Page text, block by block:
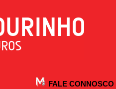
FALE CONNOSCO